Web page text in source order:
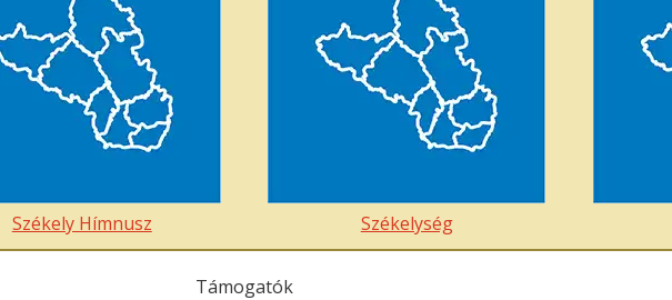
Székely Hímnusz Székelység
Támogatók